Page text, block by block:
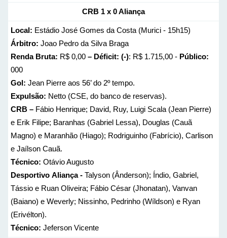
CRB 1 x 0 Aliança
Local: Estádio José Gomes da Costa (Murici - 15h15)
Árbitro: Joao Pedro da Silva Braga
Renda Bruta: R$ 0,00 – Déficit: (-): R$ 1.715,00 - Público:
000
Gol: Jean Pierre aos 56’ do 2º tempo.
Expulsão: Netto (CSE, do banco de reservas).
CRB – Fábio Henrique; David, Ruy, Luigi Scala (Jean Pierre)
e Erik Filipe; Baranhas (Gabriel Lessa), Douglas (Cauã
Magno) e Maranhão (Hiago); Rodriguinho (Fabrício), Carlison
e Jaílson Cauã.
Técnico: Otávio Augusto
Desportivo Aliança - Talyson (Ânderson); Índio, Gabriel,
Tássio e Ruan Oliveira; Fábio César (Jhonatan), Vanvan
(Baiano) e Weverly; Nissinho, Pedrinho (Wíldson) e Ryan
(Erivélton).
Técnico: Jeferson Vicente